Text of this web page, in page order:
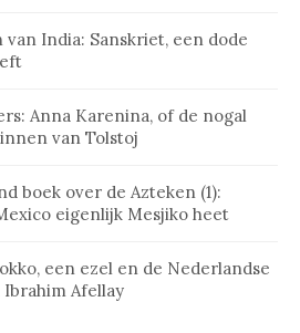
India: Sanskriet, een dode
Anna Karenina, of de nogal
van Tolstoj
boek over de Azteken (1):
eigenlijk Mesjiko heet
een ezel en de Nederlandse
Ibrahim Afellay